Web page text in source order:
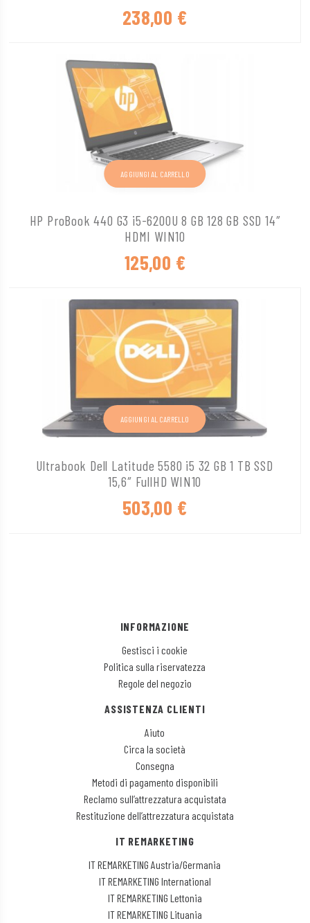
238,00 €
HP ProBook 440 G3 i5-6200U 8 GB 128 GB SSD 14″
HDMI WIN10
125,00 €
AGGIUNGI AL CARRELLO
Ultrabook Dell Latitude 5580 i5 32 GB 1 TB SSD
15,6″ FullHD WIN10
503,00 €
AGGIUNGI AL CARRELLO
INFORMAZIONE
Gestisci i cookie
Politica sulla riservatezza
Regole del negozio
ASSISTENZA CLIENTI
Aiuto
Circa la società
Consegna
Metodi di pagamento disponibili
Reclamo sull’attrezzatura acquistata
Restituzione dell’attrezzatura acquistata
IT REMARKETING
IT REMARKETING Austria/Germania
IT REMARKETING International
IT REMARKETING Lettonia
IT REMARKETING Lituania